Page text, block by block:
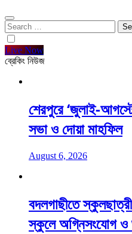
Search
for:
Live Now
ব্রেকিং নিউজ
শেরপুরে ‘জুলাই-
সভা ও দোয়া মাহফিল
August 6, 2026
বদলগাছীতে
স্কুলে অগ্নিসংযোগ ও